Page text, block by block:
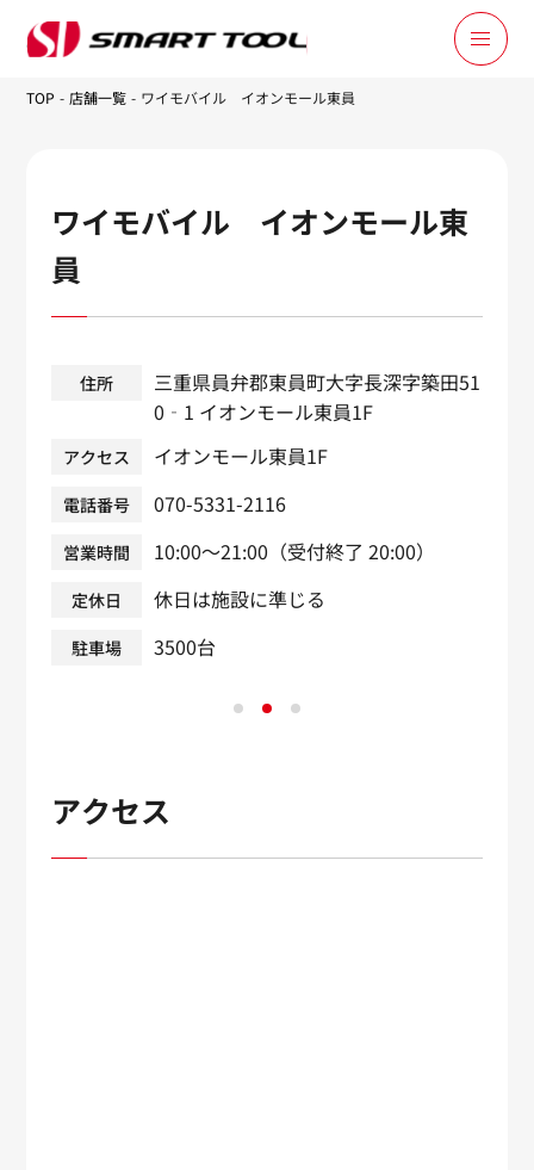
Shop List
TOP 店舗一覧 ワイモバイル イオンモール東員
ワイモバイル イオンモール東
員
住所
三重県員弁郡東員町大字長深字築田51
0‐1 イオンモール東員1F
アクセス イオンモール東員1F
電話番号 070-5331-2116
営業時間 10:00～21:00（受付終了 20:00）
定休日 休日は施設に準じる
駐車場 3500台
アクセス